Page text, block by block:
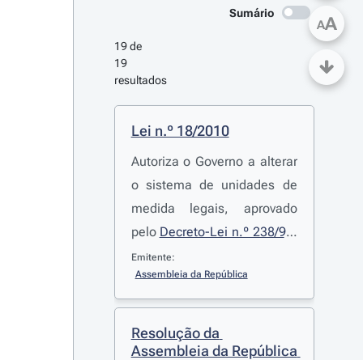
Sumário
19 de
19
resultados
Lei n.º 18/2010
Autoriza o Governo a alterar
o sistema de unidades de
medida legais, aprovado
pelo Decreto-Lei n.º 238/94,
de 19 de Setembro,
transpondo a Directiva n.º
2009/3/CE, do Parlamento
Europeu e do Conselho, de
11 de Março
Emitente:
Assembleia da República
Resolução da
Assembleia da República
AA